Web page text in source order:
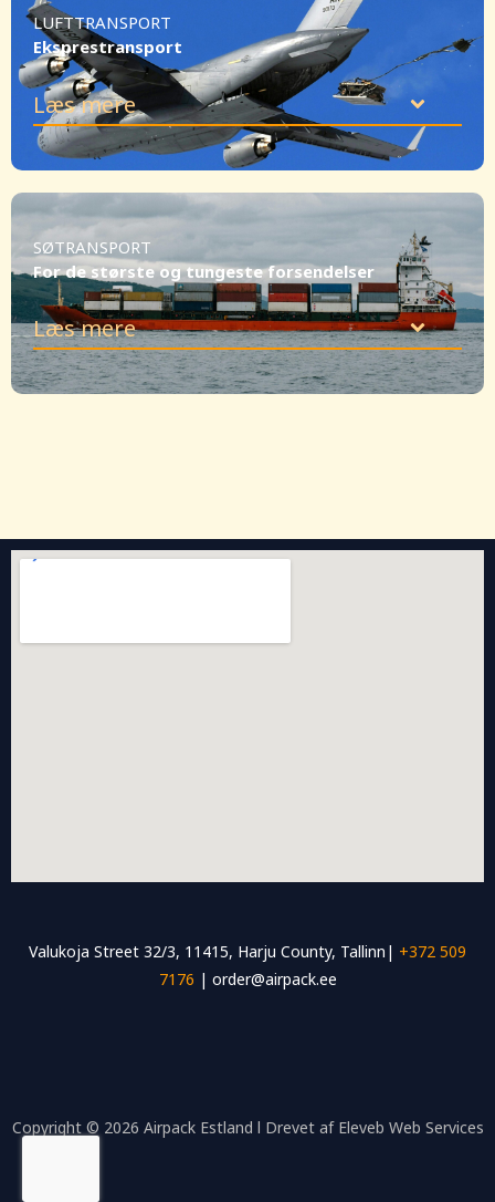
LUFTTRANSPORT
Eksprestransport
Læs mere
SØTRANSPORT
For de største og tungeste forsendelser
Læs mere
Valukoja Street 32/3, 11415, Harju County, Tallinn| +372 509
7176 | order@airpack.ee
Copyright © 2026 Airpack Estland l Drevet af Eleveb Web Services